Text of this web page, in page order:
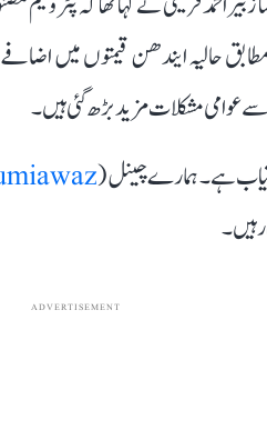
حالیہ ایندھن قیمتوں میں اضافے
عوامی مشکلات مزید بڑھ گئی ہیں۔
ہے۔ ہمارے چینل (
ADVERTISEMENT